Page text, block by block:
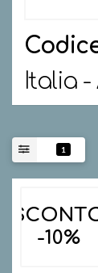
Italia -
1
-10%